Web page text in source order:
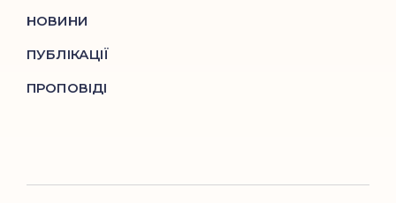
НОВИНИ
ПУБЛІКАЦІЇ
ПРОПОВІДІ